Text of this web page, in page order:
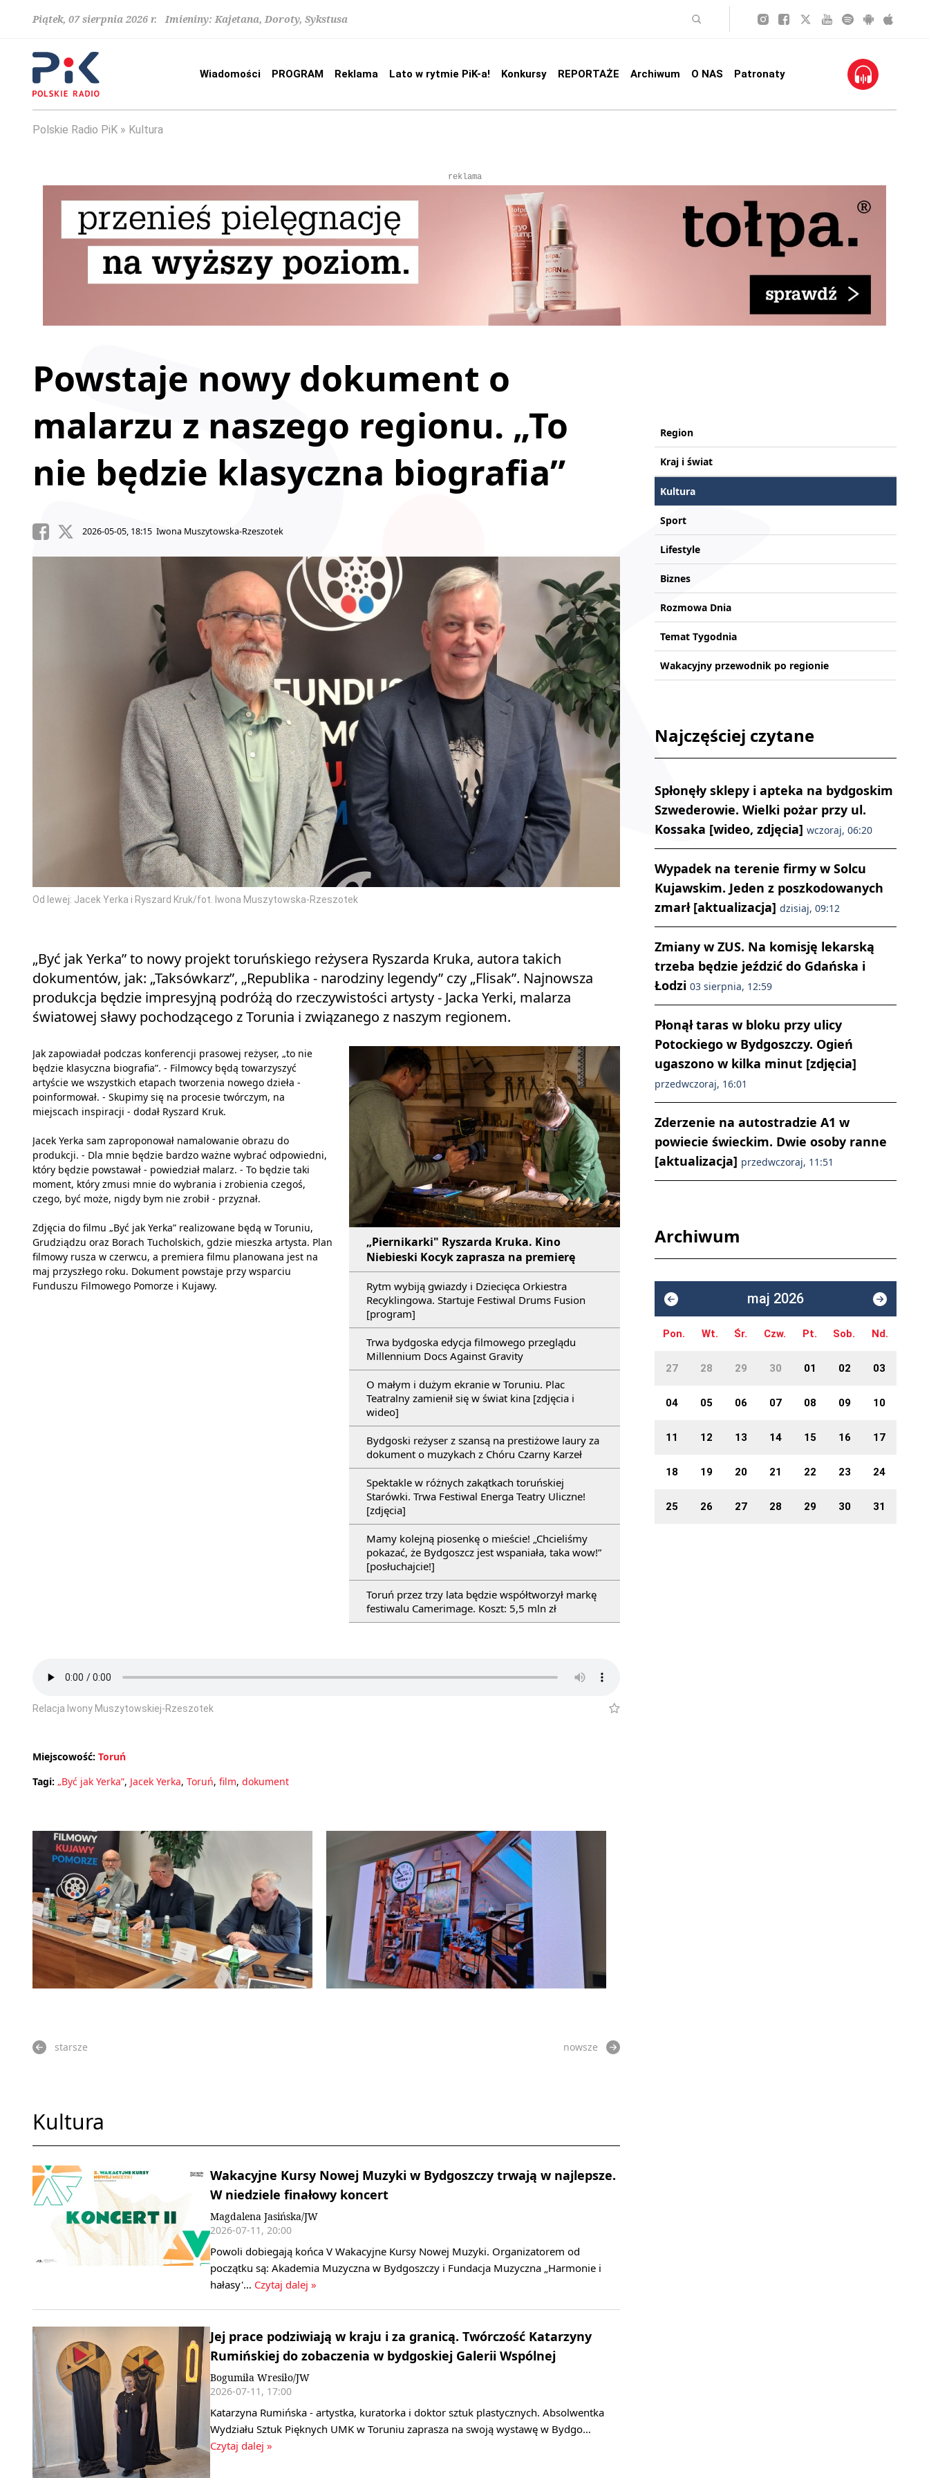
Piątek, 07 sierpnia 2026 r. Imieniny: Kajetana, Doroty, Sykstusa
Wiadomości PROGRAM Reklama Lato w rytmie PiK-a! Konkursy REPORTAŻE Archiwum O NAS Patronaty
Polskie Radio PiK Kultura
reklama
Powstaje nowy dokument o
malarzu z naszego regionu. „To
nie będzie klasyczna biografia”
2026-05-05, 18:15 Iwona Muszytowska-Rzeszotek
Od lewej: Jacek Yerka i Ryszard Kruk/fot. Iwona Muszytowska-Rzeszotek
„Być jak Yerka” to nowy projekt toruńskiego reżysera Ryszarda Kruka, autora takich
dokumentów, jak: „Taksówkarz”, „Republika - narodziny legendy” czy „Flisak”. Najnowsza
produkcja będzie impresyjną podróżą do rzeczywistości artysty - Jacka Yerki, malarza
światowej sławy pochodzącego z Torunia i związanego z naszym regionem.
„Piernikarki" Ryszarda Kruka. Kino
Niebieski Kocyk zaprasza na premierę
Rytm wybiją gwiazdy i Dziecięca Orkiestra
Recyklingowa. Startuje Festiwal Drums Fusion
[program]
Trwa bydgoska edycja filmowego przeglądu
Millennium Docs Against Gravity
O małym i dużym ekranie w Toruniu. Plac
Teatralny zamienił się w świat kina [zdjęcia i
wideo]
Bydgoski reżyser z szansą na prestiżowe laury za
dokument o muzykach z Chóru Czarny Karzeł
Spektakle w różnych zakątkach toruńskiej
Starówki. Trwa Festiwal Energa Teatry Uliczne!
[zdjęcia]
Mamy kolejną piosenkę o mieście! „Chcieliśmy
pokazać, że Bydgoszcz jest wspaniała, taka wow!”
[posłuchajcie!]
Toruń przez trzy lata będzie współtworzył markę
festiwalu Camerimage. Koszt: 5,5 mln zł
Jak zapowiadał podczas konferencji prasowej reżyser, „to nie
będzie klasyczna biografia”. - Filmowcy będą towarzyszyć
artyście we wszystkich etapach tworzenia nowego dzieła -
poinformował. - Skupimy się na procesie twórczym, na
miejscach inspiracji - dodał Ryszard Kruk.
Jacek Yerka sam zaproponował namalowanie obrazu do
produkcji. - Dla mnie będzie bardzo ważne wybrać odpowiedni,
który będzie powstawał - powiedział malarz. - To będzie taki
moment, który zmusi mnie do wybrania i zrobienia czegoś,
czego, być może, nigdy bym nie zrobił - przyznał.
Zdjęcia do filmu „Być jak Yerka” realizowane będą w Toruniu,
Grudziądzu oraz Borach Tucholskich, gdzie mieszka artysta. Plan
filmowy rusza w czerwcu, a premiera filmu planowana jest na
maj przyszłego roku. Dokument powstaje przy wsparciu
Funduszu Filmowego Pomorze i Kujawy.
Relacja Iwony Muszytowskiej-Rzeszotek
Miejscowość: Toruń
Tagi: „Być jak Yerka”, Jacek Yerka, Toruń, film, dokument
starsze nowsze
Kultura
Wakacyjne Kursy Nowej Muzyki w Bydgoszczy trwają w najlepsze.
W niedziele finałowy koncert
Magdalena Jasińska/JW
2026-07-11, 20:00
Powoli dobiegają końca V Wakacyjne Kursy Nowej Muzyki. Organizatorem od
początku są: Akademia Muzyczna w Bydgoszczy i Fundacja Muzyczna „Harmonie i
hałasy'… Czytaj dalej »
Jej prace podziwiają w kraju i za granicą. Twórczość Katarzyny
Rumińskiej do zobaczenia w bydgoskiej Galerii Wspólnej
Bogumiła Wresiło/JW
2026-07-11, 17:00
Katarzyna Rumińska - artystka, kuratorka i doktor sztuk plastycznych. Absolwentka
Wydziału Sztuk Pięknych UMK w Toruniu zaprasza na swoją wystawę w Bydgo…
Czytaj dalej »
Region
Kraj i świat
Kultura
Sport
Lifestyle
Biznes
Rozmowa Dnia
Temat Tygodnia
Wakacyjny przewodnik po regionie
Najczęściej czytane
Spłonęły sklepy i apteka na bydgoskim
Szwederowie. Wielki pożar przy ul.
Kossaka [wideo, zdjęcia] wczoraj, 06:20
Wypadek na terenie firmy w Solcu
Kujawskim. Jeden z poszkodowanych
zmarł [aktualizacja] dzisiaj, 09:12
Zmiany w ZUS. Na komisję lekarską
trzeba będzie jeździć do Gdańska i
Łodzi 03 sierpnia, 12:59
Płonął taras w bloku przy ulicy
Potockiego w Bydgoszczy. Ogień
ugaszono w kilka minut [zdjęcia]
przedwczoraj, 16:01
Zderzenie na autostradzie A1 w
powiecie świeckim. Dwie osoby ranne
[aktualizacja] przedwczoraj, 11:51
Archiwum
maj 2026
Pon. Wt. Śr. Czw. Pt. Sob. Nd.
27 28 29 30 01 02 03
04 05 06 07 08 09 10
11 12 13 14 15 16 17
18 19 20 21 22 23 24
25 26 27 28 29 30 31